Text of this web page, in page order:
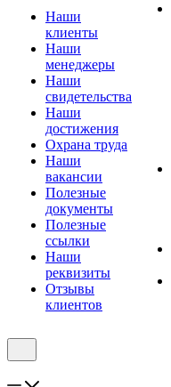
Наши
клиенты
Наши
менеджеры
Наши
свидетельства
Наши
достижения
Охрана труда
Наши
вакансии
Полезные
документы
Полезные
ссылки
Наши
реквизиты
Отзывы
клиентов